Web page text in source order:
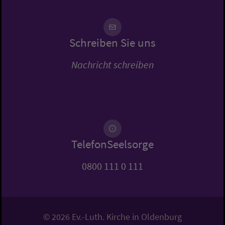
Schreiben Sie uns
Nachricht schreiben
TelefonSeelsorge
0800 111 0 111
© 2026 Ev.-Luth. Kirche in Oldenburg